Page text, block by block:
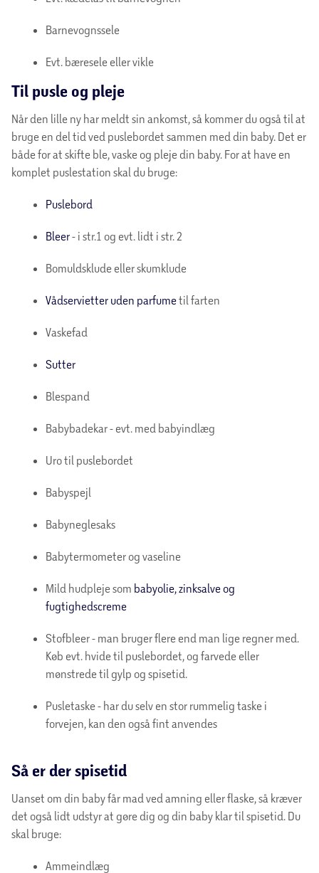
Barnevognssele
Evt. bæresele eller vikle
Til pusle og pleje
Når den lille ny har meldt sin ankomst, så kommer du også til at
bruge en del tid ved puslebordet sammen med din baby. Det er
både for at skifte ble, vaske og pleje din baby. For at have en
komplet puslestation skal du bruge:
Puslebord
Bleer- i str.1 og evt. lidt i str. 2
Bomuldsklude eller skumklude
Vådservietter uden parfumetil farten
Vaskefad
Sutter
Blespand
Babybadekar - evt. med babyindlæg
Uro til puslebordet
Babyspejl
Babyneglesaks
Babytermometer og vaseline
Mild hudpleje som babyolie, zinksalve og
fugtighedscreme
Stofbleer - man bruger flere end man lige regner med.
Køb evt. hvide til puslebordet, og farvede eller
mønstrede til gylp og spisetid.
Pusletaske - har du selv en stor rummelig taske i
forvejen, kan den også fint anvendes
Så er der spisetid
Uanset om din baby får mad ved amning eller flaske, så kræver
det også lidt udstyr at gøre dig og din baby klar til spisetid. Du
skal bruge:
Ammeindlæg